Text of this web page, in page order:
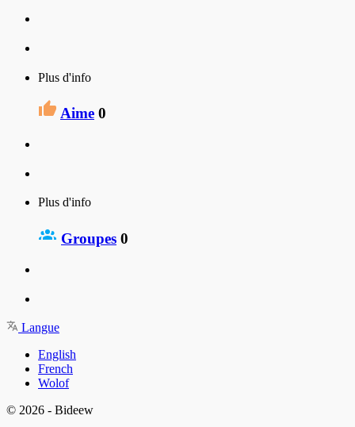
Plus d'info
Aime 0
Plus d'info
Groupes 0
Langue
English
French
Wolof
© 2026 - Bideew